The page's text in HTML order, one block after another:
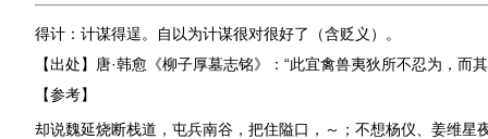
得计：计谋得逞。自以为计谋很对很好了（含贬义）。
【出处】唐·韩愈《柳子厚墓志铭》：“此宜禽兽夷狄所不忍为，
【参考】
却说魏延烧断栈道，屯兵南谷，把住隘口，～；不想杨仪、姜维